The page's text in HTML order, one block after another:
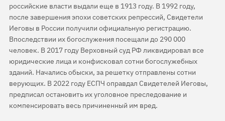
российские власти выдали еще в 1913 году. В 1992 году,
после завершения эпохи советских репрессий, Свидетели
Иеговы в России получили официальную регистрацию.
Впоследствии их богослужения посещали до 290 000
человек. В 2017 году Верховный суд РФ ликвидировал все
юридические лица и конфисковал сотни богослужебных
зданий. Начались обыски, за решетку отправлены сотни
верующих. В 2022 году ЕСПЧ оправдал Свидетелей Иеговы,
предписал остановить их уголовное преследование и
компенсировать весь причиненный им вред.